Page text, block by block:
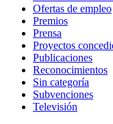
Ofertas de empleo
Premios
Prensa
Proyectos
Publicaciones
Reconocimientos
Sin categoría
Subvenciones
Televisión